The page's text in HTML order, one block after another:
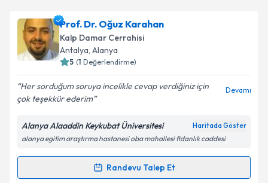
bilgilendireceğiz.
E-posta Adresiniz
Kişisel verilerimin işlenmesine ilişkin
kapsamda işlenmesini kabul ediyorum.
Takvim Talebini Gönder
Prof. Dr. Oğuz Karahan
Kalp Damar Cerrahisi
Antalya, Alanya
5 (1 Değerlendirme)
Her sorduğum soruya incelikle cevap verdiğiniz için
çok teşekkür ederim
Devamı
Alanya Alaaddin Keykubat Üniversitesi Haritada Göster
alanya egitim araştırma hastanesi oba mahallesi fidanlık caddesi
Randevu Talep Et
Randevu Takvimi Talebi